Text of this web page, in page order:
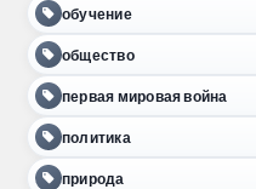
обучение
общество
первая мировая война
политика
природа